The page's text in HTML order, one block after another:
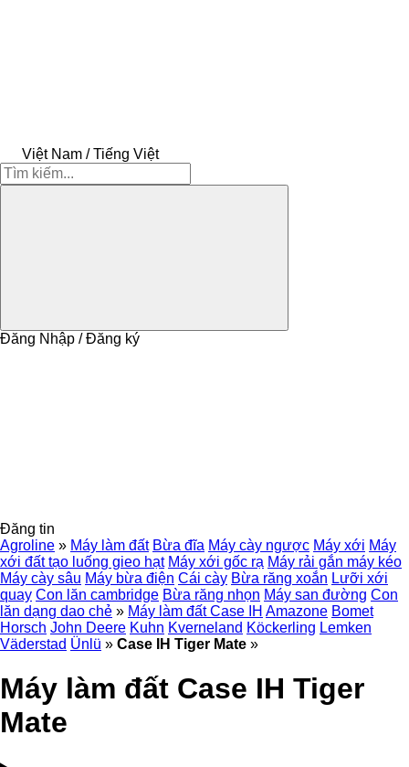
Việt Nam / Tiếng Việt
Đăng Nhập / Đăng ký
Đăng tin
Agroline » Máy làm đất Bừa đĩa Máy cày ngược Máy xới Máy
xới đất tạo luống gieo hạt Máy xới gốc rạ Máy rải gắn máy kéo
Máy cày sâu Máy bừa điện Cái cày Bừa răng xoắn Lưỡi xới
quay Con lăn cambridge Bừa răng nhọn Máy san đường Con
lăn dạng dao chẻ » Máy làm đất Case IH Amazone Bomet
Horsch John Deere Kuhn Kverneland Köckerling Lemken
Väderstad Ünlü » Case IH Tiger Mate »
Máy làm đất Case IH Tiger
Mate